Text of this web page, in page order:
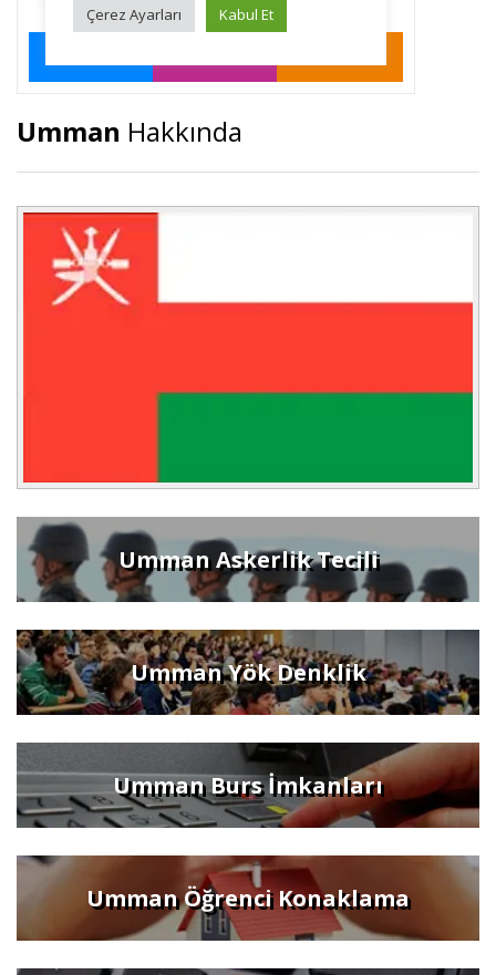
Umman Hakkında
Umman Askerlik Tecili
Umman Yök Denklik
Umman Burs İmkanları
Umman Öğrenci Konaklama